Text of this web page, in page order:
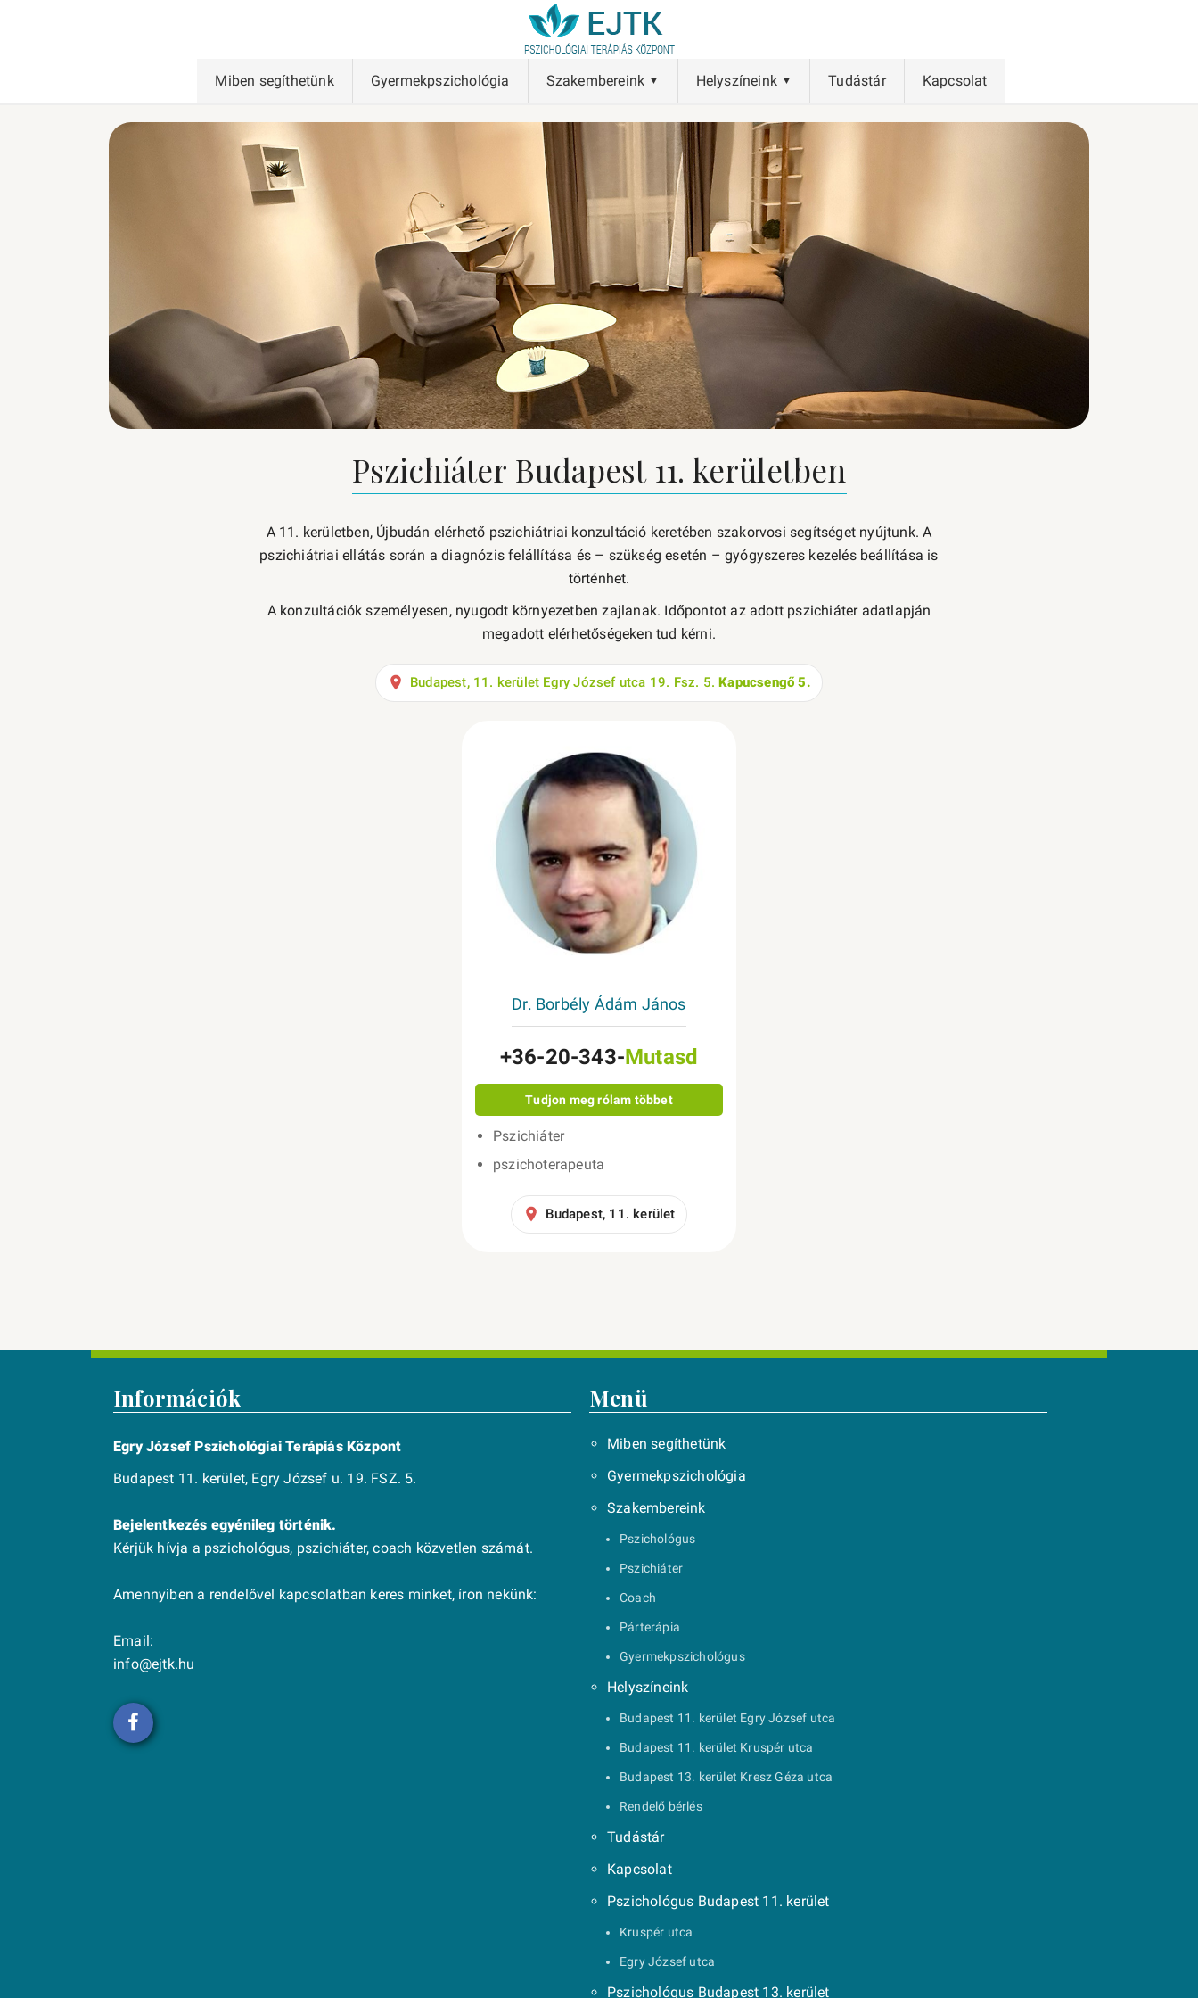
Miben segíthetünk Gyermekpszichológia Szakembereink Helyszíneink Tudástár Kapcsolat
Pszichiáter Budapest 11. kerületben
A 11. kerületben, Újbudán elérhető pszichiátriai konzultáció keretében szakorvosi segítséget nyújtunk. A
pszichiátriai ellátás során a diagnózis felállítása és – szükség esetén – gyógyszeres kezelés beállítása is
történhet.
A konzultációk személyesen, nyugodt környezetben zajlanak. Időpontot az adott pszichiáter adatlapján
megadott elérhetőségeken tud kérni.
Budapest, 11. kerület Egry József utca 19. Fsz. 5.Kapucsengő 5.
Dr. Borbély Ádám János
+36-20-343-Mutasd
Tudjon meg rólam többet
Pszichiáter
pszichoterapeuta
Budapest, 11. kerület
Információk
Egry József Pszichológiai Terápiás Központ
Budapest 11. kerület, Egry József u. 19. FSZ. 5.
Bejelentkezés egyénileg történik.
Kérjük hívja a pszichológus, pszichiáter, coach közvetlen számát.
Amennyiben a rendelővel kapcsolatban keres minket, íron nekünk:
Email:
info@ejtk.hu
Menü
Miben segíthetünk
Gyermekpszichológia
Szakembereink
Pszichológus
Pszichiáter
Coach
Párterápia
Gyermekpszichológus
Helyszíneink
Budapest 11. kerület Egry József utca
Budapest 11. kerület Kruspér utca
Budapest 13. kerület Kresz Géza utca
Rendelő bérlés
Tudástár
Kapcsolat
Pszichológus Budapest 11. kerület
Kruspér utca
Egry József utca
Pszichológus Budapest 13. kerület